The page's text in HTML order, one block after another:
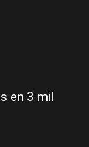
en 3 mil